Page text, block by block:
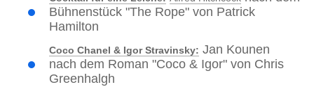
Bühnenstück "The Rope" von Patrick
Hamilton
Coco Chanel & Igor Stravinsky: Jan Kounen
nach dem Roman "Coco & Igor" von Chris
Greenhalgh